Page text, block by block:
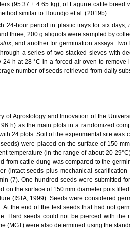
(95.37 ± 4.65 kg), of Lagune cattle
similar to Houndjo et al. (2019b).
24-hour period in plastic trays for six days,
three, 200 g aliquots were sampled by
, and another for germination assays.
a series of two stacked sieves with
h at 28 °C in a forced air oven to
number of seeds retrieved from daily
of Agrostology and Innovation of the
h) as the main plots in a randomized
24 plots. Soil of the experimental site was
were placed on the surface of 150
temperature (in the range of about 20-
cattle dung was compared to the
(intact seeds plus mechanical
(7). One hundred seeds were submitted
the surface of 150 mm diameter pots
(ISTA, 1999). Seeds were considered
the end of the test seeds that had not
Hard seeds could not be pierced with the
(MGT) were also determined using the